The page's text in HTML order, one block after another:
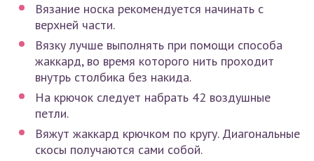
Вязание носка рекомендуется начинать с
верхней части.
Вязку лучше выполнять при помощи способа
жаккард, во время которого нить проходит
внутрь столбика без накида.
На крючок следует набрать 42 воздушные
петли.
Вяжут жаккард крючком по кругу. Диагональные
скосы получаются сами собой.